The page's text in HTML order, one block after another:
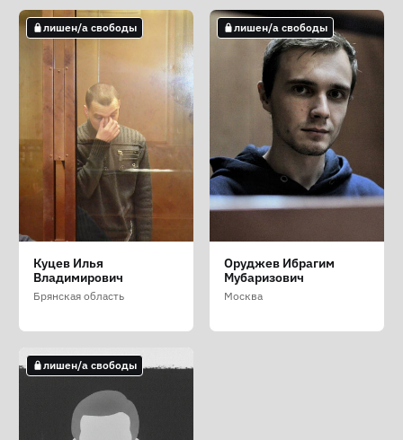
лишен/а свободы
Куцев Илья
Владимирович
Брянская область
лишен/а свободы
Оруджев Ибрагим
Мубаризович
Москва
лишен/а свободы